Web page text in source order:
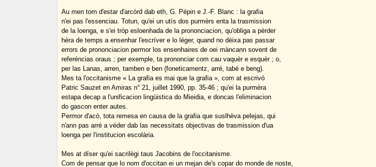
Au men torn d'estar d'arcòrd dab eth, G. Pépin e J.-F. Blanc : la grafia
n'ei pas l'essenciau. Totun, qu'ei un utís dos purmèrs enta la trasmission
de la loenga, e s'ei tròp esloenhada de la prononciacion, qu'obliga a pèrder
hèra de temps a ensenhar l'escríver e lo léger, quand no dèixa pas passar
errors de prononciacion permor los ensenhaires de oei màncann sovent de
referéncias oraus ; per exemple, ta prononciar com cau vaquèr e esquèr ; o,
per las Lanas, arren, tamben e ben (foneticamentz, arré, tabé e beng).
Mes ta l'occitanisme « La grafia es mai que la grafia », com at escrivó
Patric Sauzet en Amiras n° 21, juillet 1990, pp. 35-46 ; qu'ei la purmèra
estapa decap a l'unificacion lingüistica do Mieidia, e doncas l'eliminacion
do gascon enter autes.
Permor d'acò, tota remesa en causa de la grafia que suslhèva pelejas, qui
n'ann pas arré a véder dab las necessitats objectivas de trasmission d'ua
loenga per l'institucion escolària.
Mes at díser qu'ei sacrilègi taus Jacobins de l'occitanisme.
Com de pensar que lo nom d'occitan ei un mejan de's copar do monde de noste,